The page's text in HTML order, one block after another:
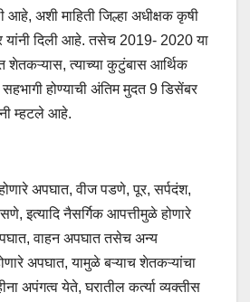
आहे, अशी माहिती जिल्हा अधीक्षक कृषी
यांनी दिली आहे. तसेच 2019- 2020 या
शेतकऱ्यास, त्याच्या कुटुंबास आर्थिक
होण्याची अंतिम मुदत 9 डिसेंबर
म्हटले आहे.
अपघात, वीज पडणे, पूर, सर्पदंश,
इत्यादि नैसर्गिक आपत्तीमुळे होणारे
वाहन अपघात तसेच अन्य
अपघात, यामुळे बऱ्याच शेतकऱ्यांचा
अपंगत्व येते, घरातील कर्त्या व्यक्तीस